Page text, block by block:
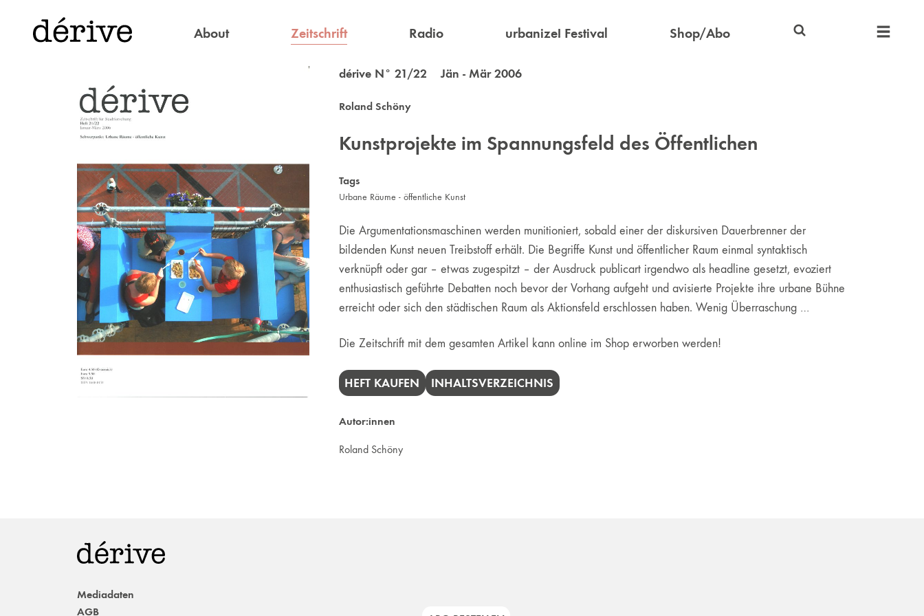
About Zeitschrift Radio urbanize! Festival Shop/Abo
dérive N° 21/22 Jän - Mär 2006
Roland Schöny
Kunstprojekte im Spannungsfeld des Öffentlichen
Tags
Urbane Räume - öffentliche Kunst
Die Argumentationsmaschinen werden munitioniert, sobald einer der diskursiven Dauerbrenner der
bildenden Kunst neuen Treibstoff erhält. Die Begriffe Kunst und öffentlicher Raum einmal syntaktisch
verknüpft oder gar – etwas zugespitzt – der Ausdruck publicart irgendwo als headline gesetzt, evoziert
enthusiastisch geführte Debatten noch bevor der Vorhang aufgeht und avisierte Projekte ihre urbane Bühne
erreicht oder sich den städtischen Raum als Aktionsfeld erschlossen haben. Wenig Überraschung …
Die Zeitschrift mit dem gesamten Artikel kann online im Shop erworben werden!
HEFT KAUFEN INHALTSVERZEICHNIS
Autor:innen
Roland Schöny
Mediadaten
AGB